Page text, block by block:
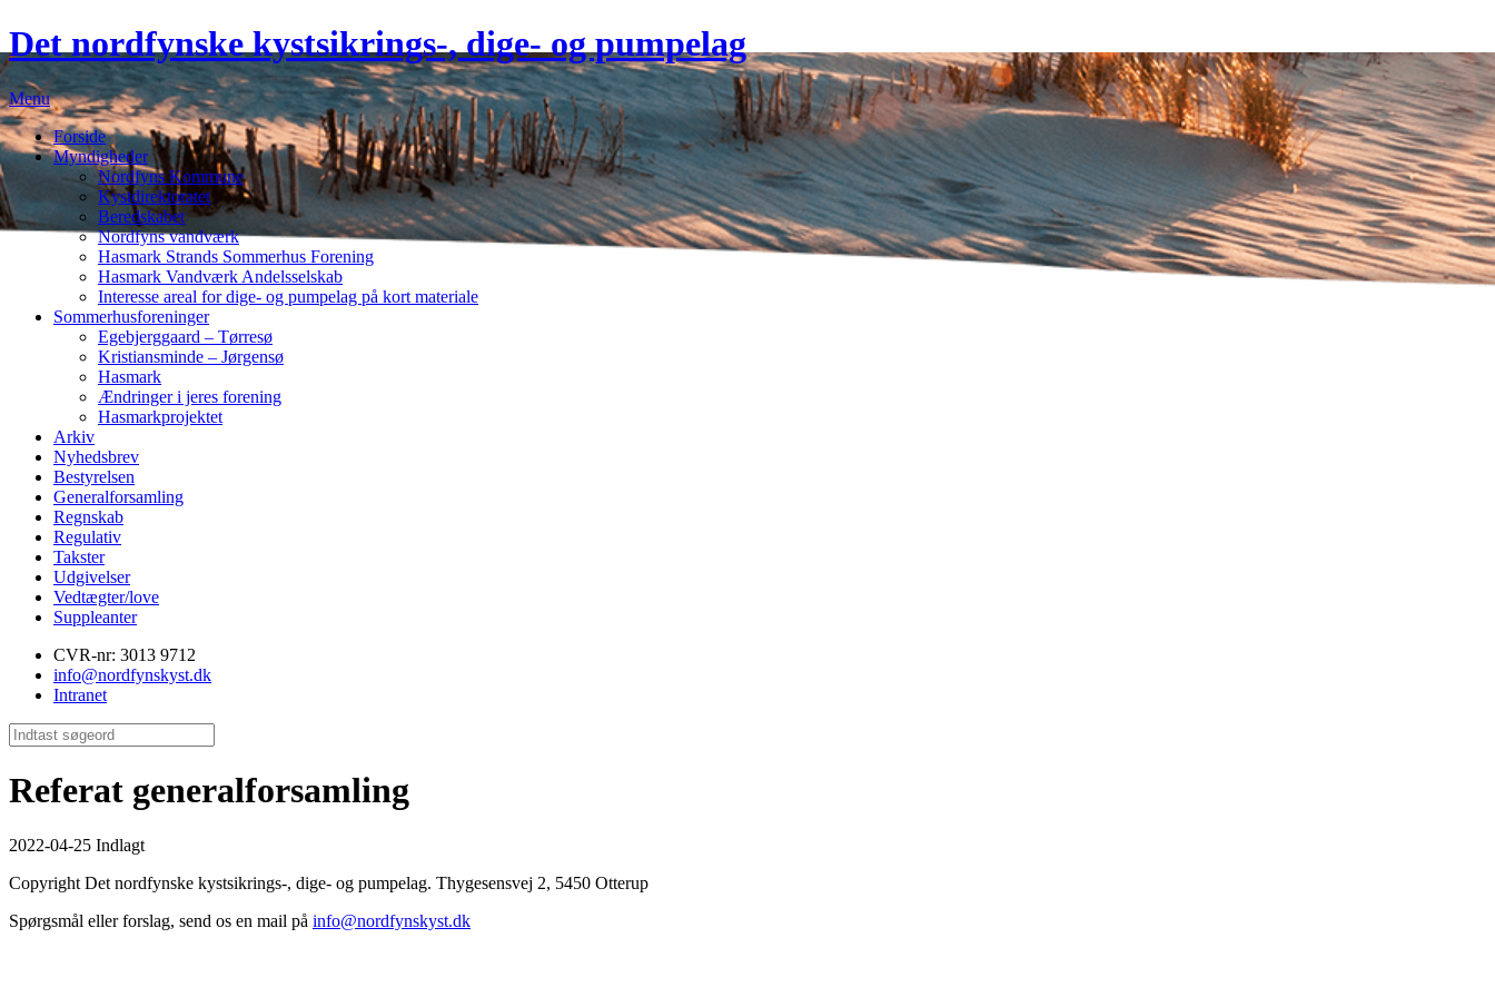
Det nordfynskekystsikrings-, dige- og pumpelag
Menu
Forside
Myndigheder
Nordfyns Kommune
Kystdirektoratet
Beredskabet
Nordfyns vandværk
Hasmark Strands Sommerhus Forening
Hasmark Vandværk Andelsselskab
Interesse areal for dige- og pumpelag på kort materiale
Sommerhusforeninger
Egebjerggaard – Tørresø
Kristiansminde – Jørgensø
Hasmark
Ændringer i jeres forening
Hasmarkprojektet
Arkiv
Nyhedsbrev
Bestyrelsen
Generalforsamling
Regnskab
Regulativ
Takster
Udgivelser
Vedtægter/love
Suppleanter
CVR-nr: 3013 9712
info@nordfynskyst.dk
Intranet
Referat generalforsamling
2022-04-25 Indlagt
Copyright Det nordfynske kystsikrings-, dige- og pumpelag. Thygesensvej 2, 5450 Otterup
Spørgsmål eller forslag, send os en mail på info@nordfynskyst.dk